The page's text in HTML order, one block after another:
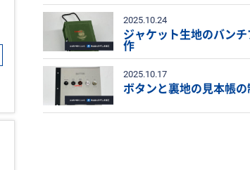
2025.10.24
ジャケット生地のバン
作
2025.10.17
ボタンと裏地の見本帳